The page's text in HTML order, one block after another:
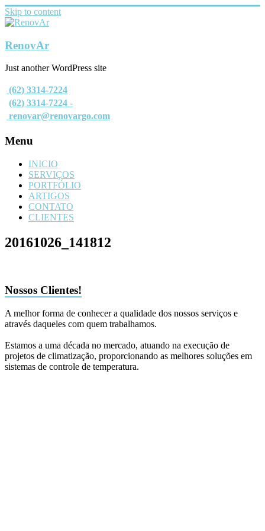
Skip to content
RenovAr
Just another WordPress site
(62) 3314-7224
(62) 3314-7224 -
renovar@renovargo.com
Menu
INICIO
SERVIÇOS
PORTFÓLIO
ARTIGOS
CONTATO
CLIENTES
20161026_141812
Nossos Clientes!
A melhor forma de conhecer a qualidade dos nossos serviços e
através daqueles com quem trabalhamos.
Estamos a uma década no mercado, atuando na execução de
projetos de climatização, proporcionando as melhores soluções em
sistemas de controle de temperatura.